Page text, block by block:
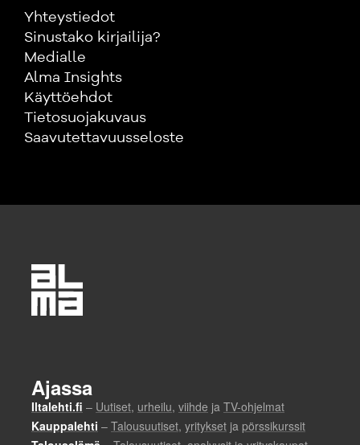
Yhteystiedot
Sinustako kirjailija?
Medialle
Alma Insights
Käyttöehdot
Tietosuojakuvaus
Saavutettavuusseloste